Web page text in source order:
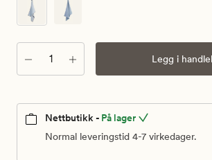
pris
129,90
kr
Antall Legg i
Nettbutikk - På lager
Normal leveringstid 4-7 virkedager.